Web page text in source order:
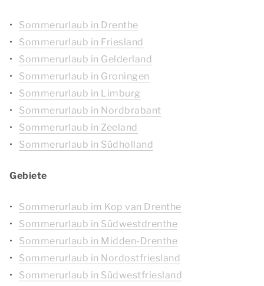
Sommerurlaub in Drenthe
Sommerurlaub in Friesland
Sommerurlaub in Gelderland
Sommerurlaub in Groningen
Sommerurlaub in Limburg
Sommerurlaub in Nordbrabant
Sommerurlaub in Zeeland
Sommerurlaub in Südholland
Gebiete
Sommerurlaub im Kop van Drenthe
Sommerurlaub in Südwestdrenthe
Sommerurlaub in Midden-Drenthe
Sommerurlaub in Nordostfriesland
Sommerurlaub in Südwestfriesland